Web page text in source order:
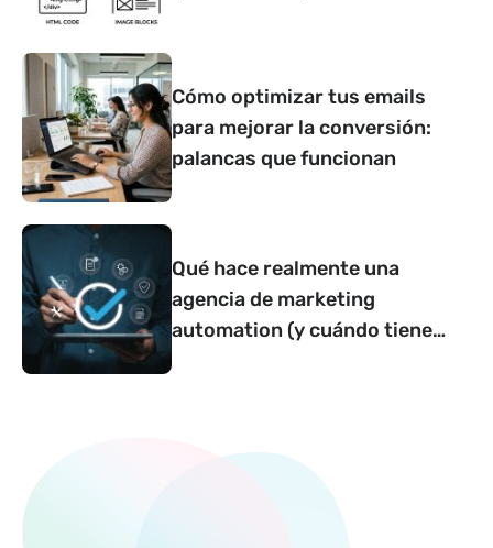
Cómo optimizar tus emails
para mejorar la conversión:
palancas que funcionan
Qué hace realmente una
agencia de marketing
automation (y cuándo tiene